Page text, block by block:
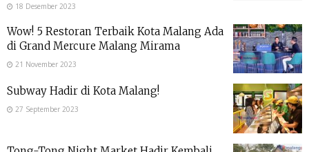
18 Desember 2023
Wow! 5 Restoran Terbaik Kota Malang Ada
di Grand Mercure Malang Mirama
21 November 2023
Subway Hadir di Kota Malang!
27 September 2023